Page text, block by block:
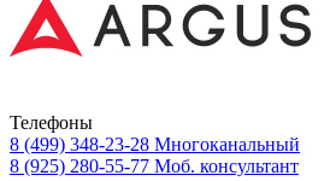
Телефоны
8 (499) 348-23-28 Многоканальный
8 (925) 280-55-77 Моб. консультант